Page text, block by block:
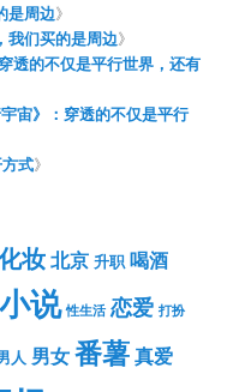
是周边》
我们买的是周边》
透的不仅是平行世界，还有
宇宙》：穿透的不仅是平行
式》
妆北京 升职 喝酒
小说 性生活 恋爱 打扮
人 男女番薯真爱